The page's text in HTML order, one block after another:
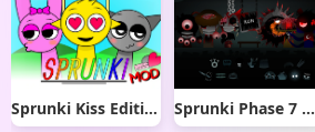
Sprunki Kiss Edition Sprunki Phase 7 Remastered